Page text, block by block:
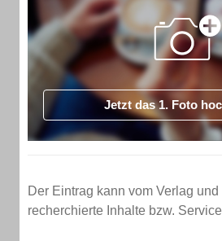
Jetzt das 1. Foto
Der Eintrag kann vom Verlag und
recherchierte Inhalte bzw.